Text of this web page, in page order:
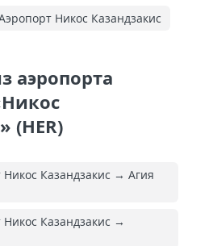
Никос Казандзакис
аэропорта
(HER)
Казандзакис → Агия
Казандзакис →